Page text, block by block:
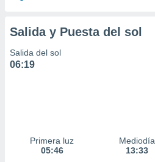
Salida y Puesta del sol
Salida del sol
06:19
Primera luz
05:46
Mediodía
13:33